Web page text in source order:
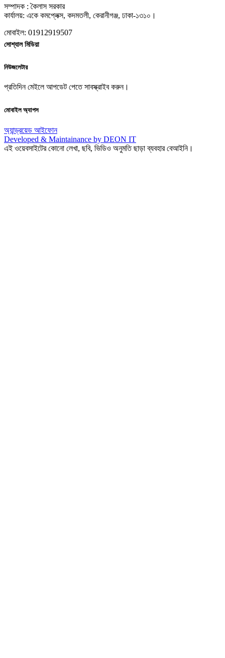
সম্পাদক : কৈলাস সরকার
কার্যালয়: একে কমপ্লেক্স, কদমতলী, কেরানীগঞ্জ, ঢাকা-১৩১০।
মোবাইল: 01912919507
সোশ্যাল মিডিয়া
নিউজলেটার
প্রতিদিন মেইলে আপডেট পেতে সাবস্ক্রাইব করুন।
মোবাইল অ্যাপস
অ্যান্ড্রয়েড আইফোন
Developed & Maintainance by DEON IT
এই ওয়েবসাইটের কোনো লেখা, ছবি, ভিডিও অনুমতি ছাড়া ব্যবহার বেআইনি।